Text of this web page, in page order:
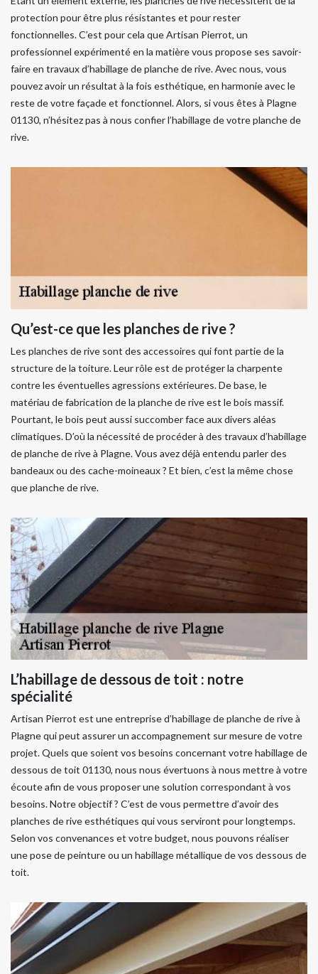
protection pour être plus résistantes et pour rester
fonctionnelles. C’est pour cela que Artisan Pierrot, un
professionnel expérimenté en la matière vous propose ses savoir-
faire en travaux d’habillage de planche de rive. Avec nous, vous
pouvez avoir un résultat à la fois esthétique, en harmonie avec le
reste de votre façade et fonctionnel. Alors, si vous êtes à Plagne
01130, n’hésitez pas à nous confier l’habillage de votre planche de
rive.
Qu’est-ce que les planches de rive ?
Les planches de rive sont des accessoires qui font partie de la
structure de la toiture. Leur rôle est de protéger la charpente
contre les éventuelles agressions extérieures. De base, le
matériau de fabrication de la planche de rive est le bois massif.
Pourtant, le bois peut aussi succomber face aux divers aléas
climatiques. D’où la nécessité de procéder à des travaux d’habillage
de planche de rive à Plagne. Vous avez déjà entendu parler des
bandeaux ou des cache-moineaux ? Et bien, c’est la même chose
que planche de rive.
L’habillage de dessous de toit : notre
spécialité
Artisan Pierrot est une entreprise d’habillage de planche de rive à
Plagne qui peut assurer un accompagnement sur mesure de votre
projet. Quels que soient vos besoins concernant votre habillage de
dessous de toit 01130, nous nous évertuons à nous mettre à votre
écoute afin de vous proposer une solution correspondant à vos
besoins. Notre objectif ? C’est de vous permettre d’avoir des
planches de rive esthétiques qui vous serviront pour longtemps.
Selon vos convenances et votre budget, nous pouvons réaliser
une pose de peinture ou un habillage métallique de vos dessous de
toit.